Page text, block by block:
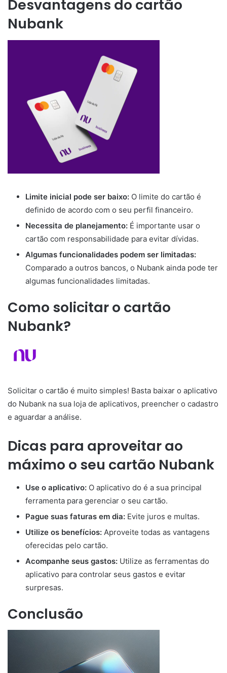
Desvantagens do cartão
Nubank
Limite inicial pode ser baixo: O limite do cartão é
definido de acordo com o seu perfil financeiro.
Necessita de planejamento: É importante usar o
cartão com responsabilidade para evitar dívidas.
Algumas funcionalidades podem ser limitadas:
Comparado a outros bancos, o Nubank ainda pode ter
algumas funcionalidades limitadas.
Como solicitar o cartão
Nubank?
Solicitar o cartão é muito simples! Basta baixar o aplicativo
do Nubank na sua loja de aplicativos, preencher o cadastro
e aguardar a análise.
Dicas para aproveitar ao
máximo o seu cartão Nubank
Use o aplicativo: O aplicativo do é a sua principal
ferramenta para gerenciar o seu cartão.
Pague suas faturas em dia: Evite juros e multas.
Utilize os benefícios: Aproveite todas as vantagens
oferecidas pelo cartão.
Acompanhe seus gastos: Utilize as ferramentas do
aplicativo para controlar seus gastos e evitar
surpresas.
Conclusão